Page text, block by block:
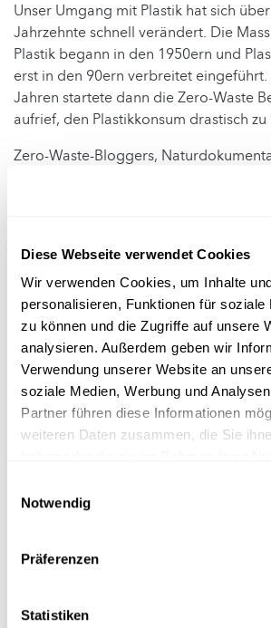
Diese Webseite verwendet Cookies
Wir verwenden Cookies, um Inhalte
personalisieren, Funktionen für soziale
zu können und die Zugriffe auf unsere
analysieren. Außerdem geben wir
Verwendung unserer Website an
soziale Medien, Werbung und
Partner führen diese Informationen
weiteren Daten zusammen, die Sie
Notwendig
Präferenzen
Statistiken
Unser Umgang mit Plastik hat sich
Jahrzehnte schnell verändert. Die
Plastik begann in den 1950ern und
erst in den 90ern verbreitet eingeführt.
Jahren startete dann die Zero-Waste
aufrief, den Plastikkonsum drastisch
Zero-Waste-Bloggers,
Blauer Planet“ und inspirierende
Thunberg oder Boyan Slat scheinen
zwei Jahren hatten wir aber auch viele
Eltern, die mehr über das Plastik in
erfahren wollten.
Siehst du denn eine
das Problem in
Griff zu bekommen?
Eines ist sicher: Ohne Handeln kann
einfache Schritte unternehmen kann,
Plastikkonsum einzuschränken. Wie
changes.“
Wir benötigen darüber hinaus